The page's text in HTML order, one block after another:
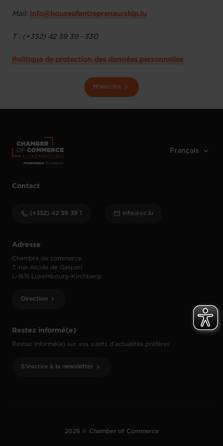
Mail: info@houseofentrepreneurship.lu
T : (+352) 42 39 39 - 330
Politique de protection des données personnelles
M'inscrire
Restez informé(e)
Restez informé(e) sur vos sujets d’actualités préférés.
S'inscrire à la newsletter
Adresse
Chambre de commerce
7, rue Alcide de Gasperi
L-1615 Luxembourg-Kirchberg
Direction
Contact
(+352) 42 39 39 1 info@cc.lu
2026 © Chamber of Commerce